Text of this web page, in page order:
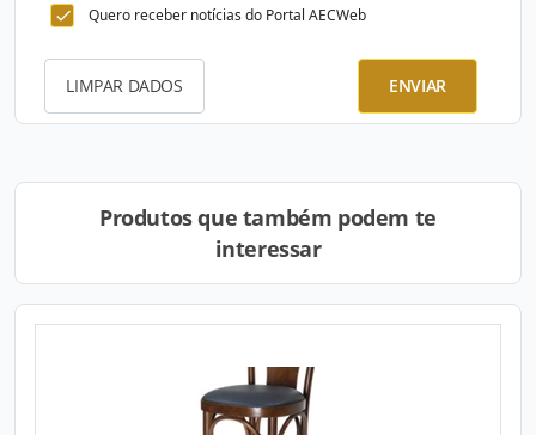
Quero receber notícias do Portal AECWeb
LIMPAR DADOS ENVIAR
Produtos que também podem te
interessar